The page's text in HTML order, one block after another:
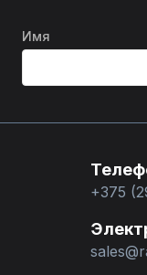
Имя
+375